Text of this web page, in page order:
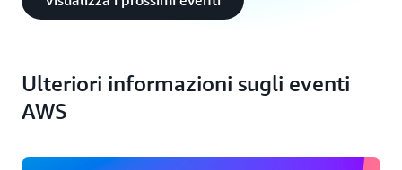
Ulteriori informazioni sugli eventi
AWS